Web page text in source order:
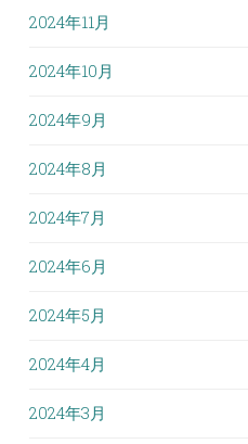
2024年11月
2024年10月
2024年9月
2024年8月
2024年7月
2024年6月
2024年5月
2024年4月
2024年3月